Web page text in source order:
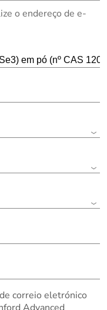
o endereço de e-
correio eletrónico